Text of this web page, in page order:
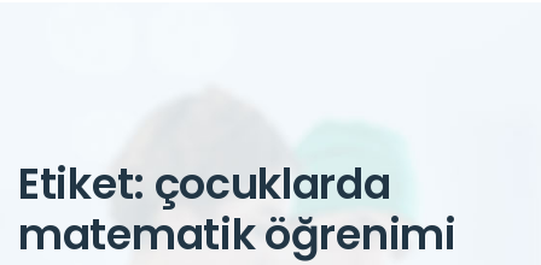
Etiket: çocuklarda
matematik öğrenimi